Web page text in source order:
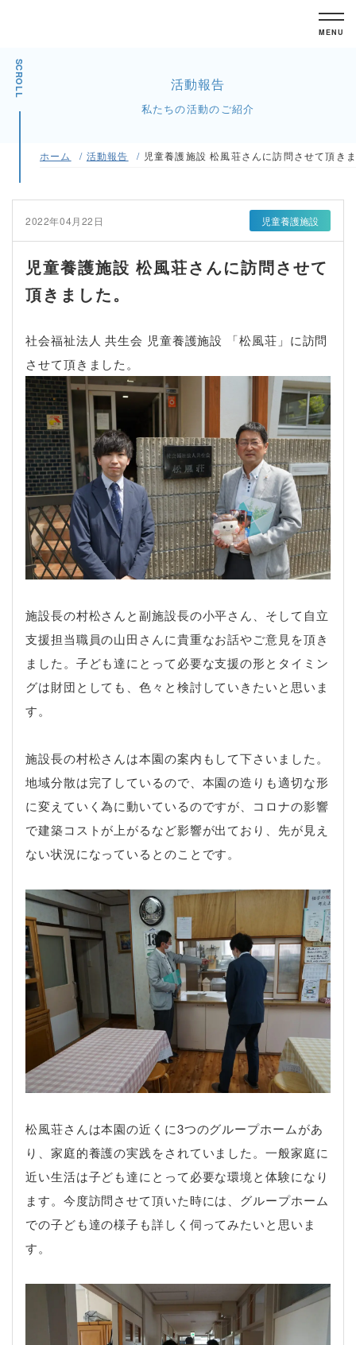
MENU
SCROLL 活動報告
私たちの活動のご紹介
ホーム 活動報告 児童養護施設 松風荘さんに訪問させて頂き
2022年04月22日 児童養護施設
児童養護施設 松風荘さんに訪問させて
頂きました。
社会福祉法人 共生会 児童養護施設 「松風荘」に訪問
させて頂きました。
施設長の村松さんと副施設長の小平さん、そして自立
支援担当職員の山田さんに貴重なお話やご意見を頂き
ました。子ども達にとって必要な支援の形とタイミン
グは財団としても、色々と検討していきたいと思いま
す。
施設長の村松さんは本園の案内もして下さいました。
地域分散は完了しているので、本園の造りも適切な形
に変えていく為に動いているのですが、コロナの影響
で建築コストが上がるなど影響が出ており、先が見え
ない状況になっているとのことです。
松風荘さんは本園の近くに3つのグループホームがあ
り、家庭的養護の実践をされていました。一般家庭に
近い生活は子ども達にとって必要な環境と体験になり
ます。今度訪問させて頂いた時には、グループホーム
での子ども達の様子も詳しく伺ってみたいと思いま
す。